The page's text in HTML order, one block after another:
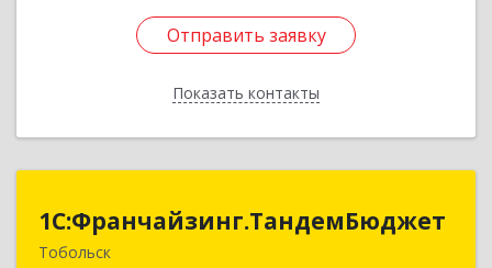
Отправить заявку
Показать контакты
Отправить заявку
Назад
1С:Франчайзинг.ТандемБюджет
Тобольск
1С:Франчайзинг.ТандемБюджет